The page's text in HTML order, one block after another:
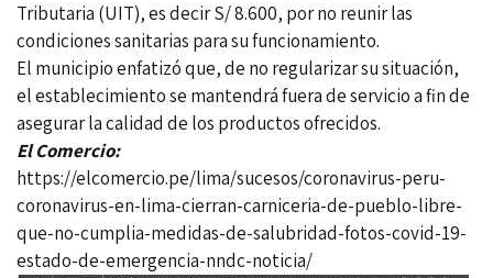
Tributaria (UIT), es decir S/ 8.600, por no reunir las
condiciones sanitarias para su funcionamiento.
El municipio enfatizó que, de no regularizar su situación,
el establecimiento se mantendrá fuera de servicio a fin de
asegurar la calidad de los productos ofrecidos.
El Comercio:
https://elcomercio.pe/lima/sucesos/coronavirus-peru-
coronavirus-en-lima-cierran-carniceria-de-pueblo-libre-
que-no-cumplia-medidas-de-salubridad-fotos-covid-19-
estado-de-emergencia-nndc-noticia/